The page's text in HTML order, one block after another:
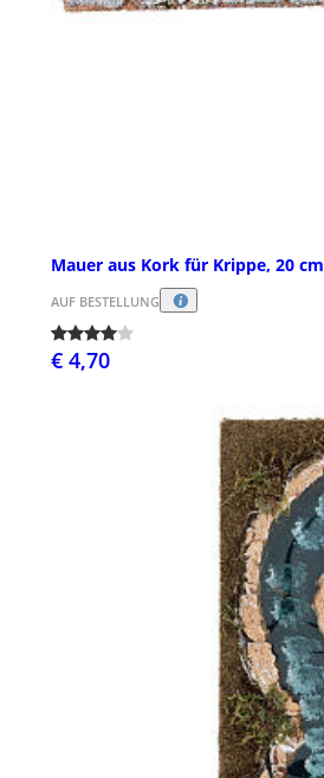
Mauer aus Kork für Krippe, 20 cm
AUF BESTELLUNG
€ 4,70